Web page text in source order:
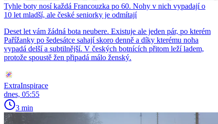
Tyhle boty nosí každá Francouzka po 60. Nohy v nich vypadají o
10 let mladší, ale české seniorky je odmítají
Deset let vám žádná bota neubere. Existuje ale jeden pár, po kterém
Pařížanky po šedesátce sahají skoro denně a díky kterému noha
vypadá delší a subtilnější. V českých botnících přitom leží ladem,
protože spoustě žen připadá málo ženský.
ExtraInspirace
dnes, 05:55
3 min